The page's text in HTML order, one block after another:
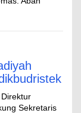
Sekretaris